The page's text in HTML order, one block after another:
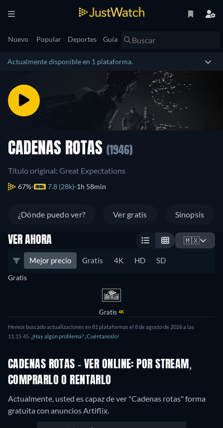
Nuevo Popular Deportes Guía
Actualmente disponible en 1 plataforma.
CADENAS ROTAS (1946)
Título original: Great Expectations
67% 7.8 (28k) 1h 58min
¿Dónde puedo ver? Ver gratis Sinopsis
VER AHORA 🇲🇽
Mejor precio Gratis 4K HD SD
Gratis
Gratis 4K
Hemos buscado actualizaciones en 81 plataformas el 8 de agosto de 2026 a las
11:15:45. ¿Hay algún problema? ¡Cuéntanoslo!
CADENAS ROTAS - VER ONLINE: POR STREAM,
COMPRARLO O RENTARLO
Actualmente, usted es capaz de ver "Cadenas rotas" forma
gratuita con anuncios Artiflix.